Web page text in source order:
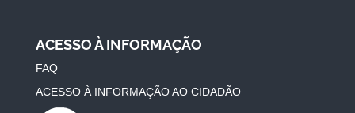
ACESSO À INFORMAÇÃO
FAQ
ACESSO À INFORMAÇÃO AO CIDADÃO